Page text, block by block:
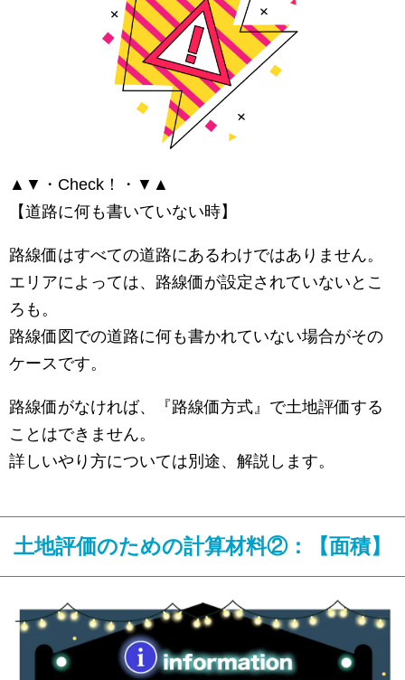
▲▼・Check！・▼▲
【道路に何も書いていない時】
路線価はすべての道路にあるわけではありません。
エリアによっては、路線価が設定されていないとこ
ろも。
路線価図での道路に何も書かれていない場合がその
ケースです。
路線価がなければ、『路線価方式』で土地評価する
ことはできません。
詳しいやり方については別途、解説します。
土地評価のための計算材料②：【面積】